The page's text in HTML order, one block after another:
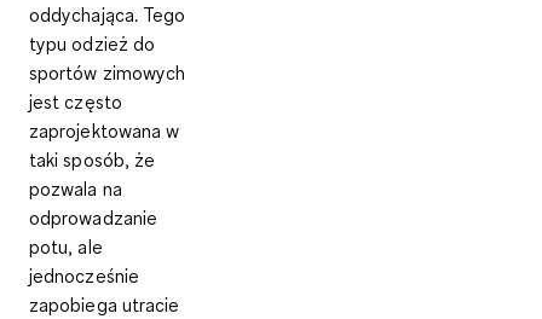
oddychająca. Tego
typuodzież do
sportów zimowych
jest często
zaprojektowana w
taki sposób, że
pozwala na
odprowadzanie
potu, ale
jednocześnie
zapobiega utracie